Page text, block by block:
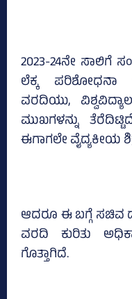
2023-24ನೇ ಸಾಲಿಗೆ
ಲೆಕ್ಕ ಪರಿಶೋಧನಾ
ವರದಿಯು,
ಮುಖಗಳನ್ನು
ಈಗಾಗಲೇ ವೈದ್ಯಕೀಯ
ಆದರೂ ಈ ಬಗ್ಗೆ ಸಚಿವ
ವರದಿ ಕುರಿತು
ಗೊತ್ತಾಗಿದೆ.